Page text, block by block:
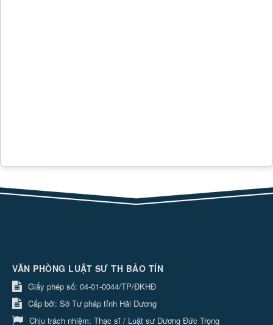
VĂN PHÒNG LUẬT SƯ TH BẢO TÍN
Giấy phép số: 04-01-0044/TP/ĐKHĐ
Cấp bởi: Sở Tư pháp tỉnh Hải Dương
Chịu trách nhiệm: Thạc sĩ / Luật sư Dương Đức Trọng